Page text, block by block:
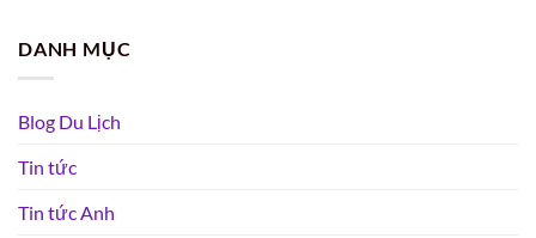
DANH MỤC
Blog Du Lịch
Tin tức
Tin tức Anh